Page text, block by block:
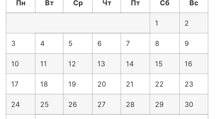
Пн
Вт Ср Чт Пт Сб Вс
1 2
3 4 5 6 7 8 9
10 11 12 13 14 15 16
17 18 19 20 21 22 23
24 25 26 27 28 29 30